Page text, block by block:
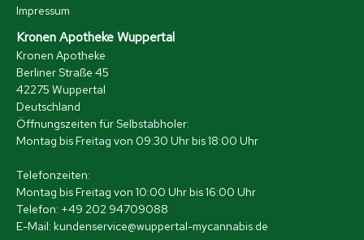
Impressum
Kronen Apotheke Wuppertal
Kronen Apotheke
Berliner Straße 45
42275 Wuppertal
Deutschland
Öffnungszeiten für Selbstabholer:
Montag bis Freitag von 09:30 Uhr bis 18:00 Uhr
Telefonzeiten:
Montag bis Freitag von 10:00 Uhr bis 16:00 Uhr
Telefon: +49 202 94709088
E-Mail: kundenservice@wuppertal-mycannabis.de